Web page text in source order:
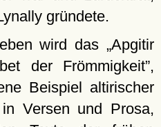
gründete.
wird das
Apgitir
der Frömmigkeit ,
Beispiel altirischer
Versen und Prosa,